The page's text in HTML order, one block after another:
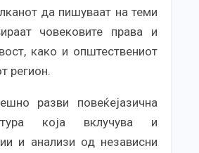
да пишуваат на теми
човековите права и
како и општествениот
регион.
разви повеќејазична
која вклучува и
и анализи од независни